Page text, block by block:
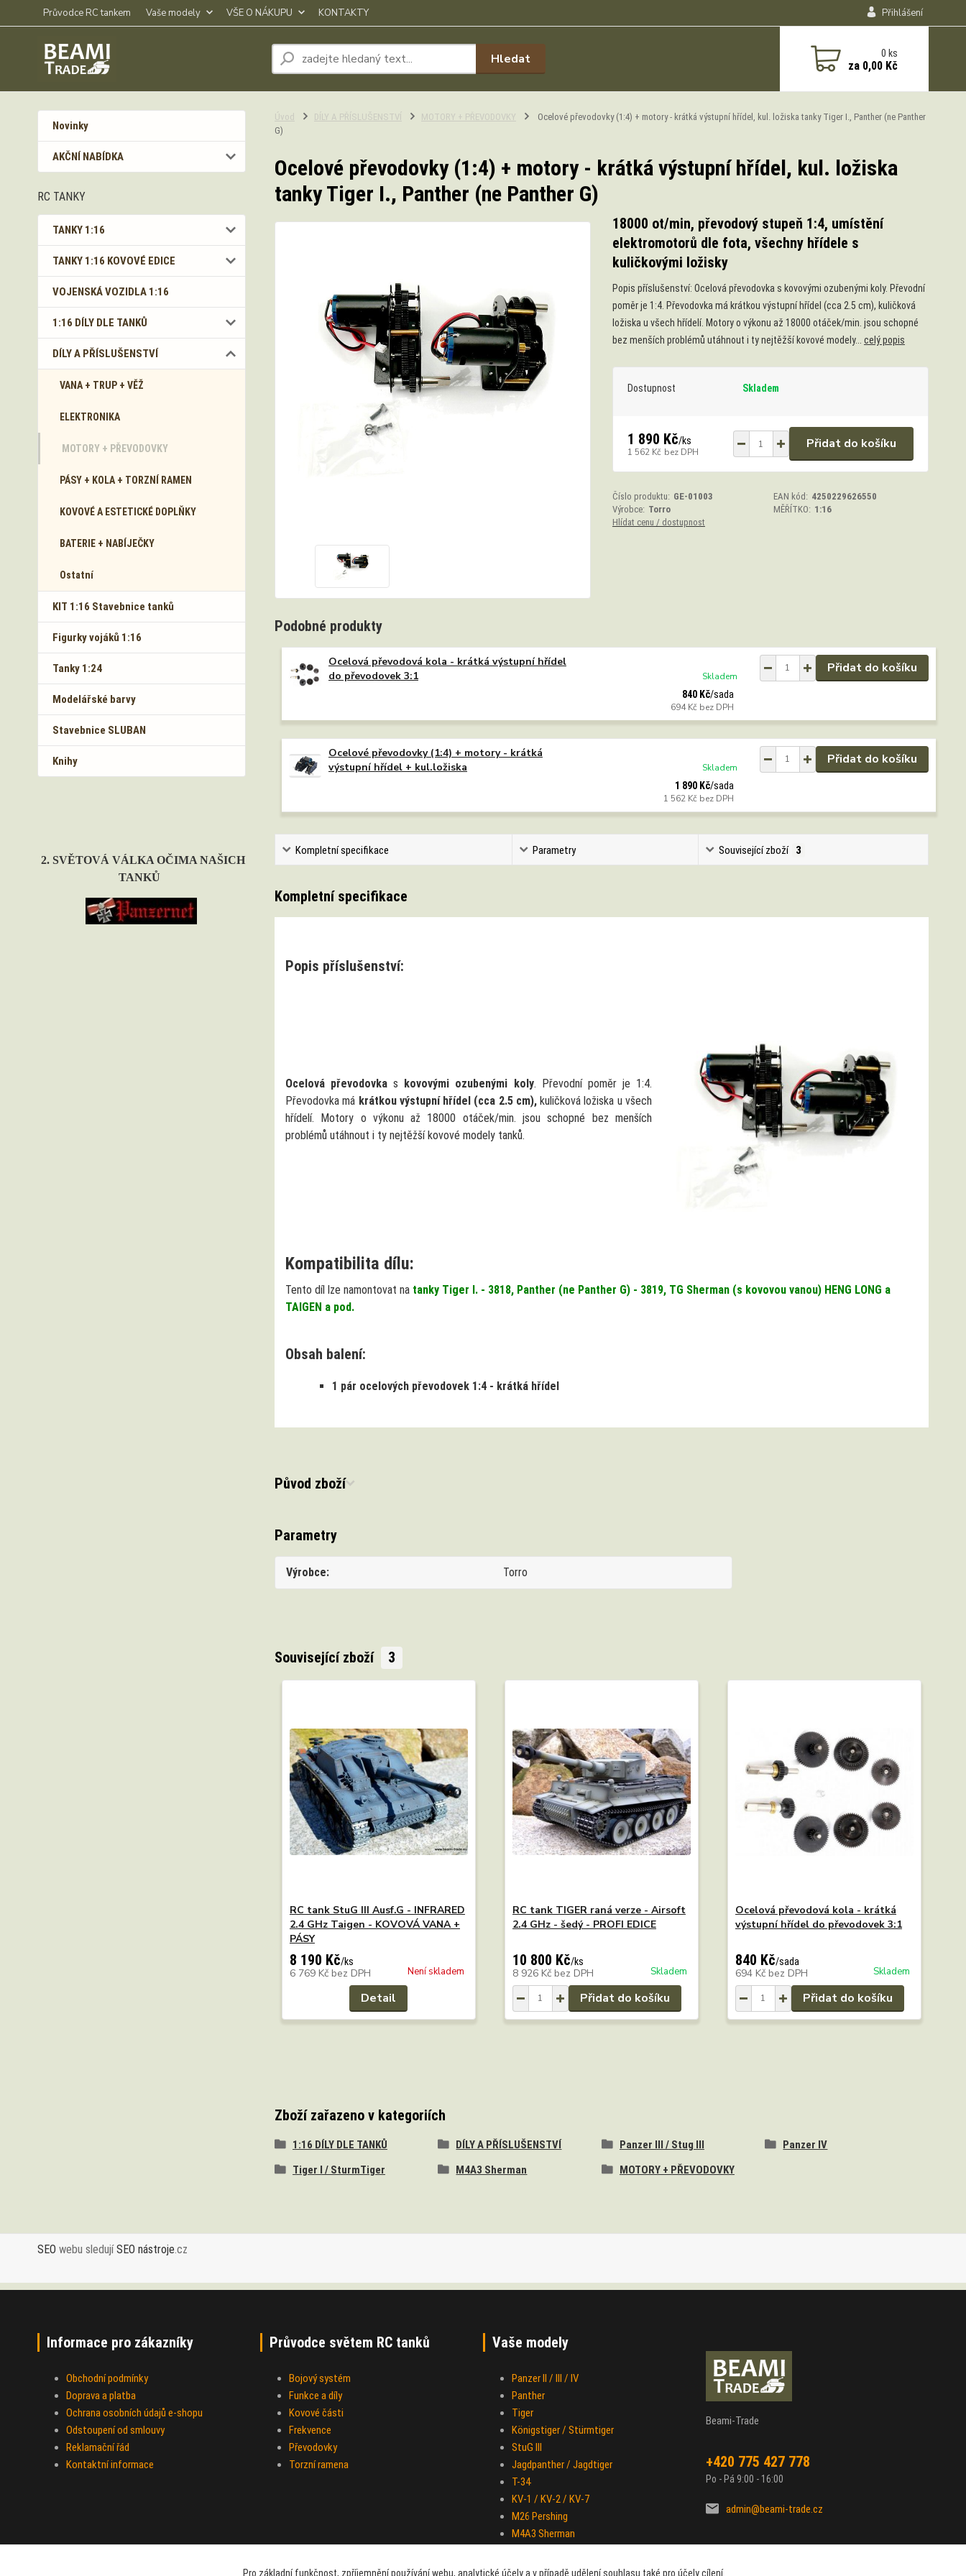
Průvodce RC tankem Vaše modely VŠE O NÁKUPU KONTAKTY Přihlášení
Hledat 0ks
za 0,00 Kč
Novinky
AKČNÍ NABÍDKA
RC TANKY
TANKY 1:16
TANKY 1:16 KOVOVÉ EDICE
VOJENSKÁ VOZIDLA 1:16
1:16 DÍLY DLE TANKŮ
DÍLY A PŘÍSLUŠENSTVÍ
VANA + TRUP + VĚŽ
ELEKTRONIKA
MOTORY + PŘEVODOVKY
PÁSY + KOLA + TORZNÍ RAMEN
KOVOVÉ A ESTETICKÉ DOPLŇKY
BATERIE + NABÍJEČKY
Ostatní
KIT 1:16 Stavebnice tanků
Figurky vojáků 1:16
Tanky 1:24
Modelářské barvy
Stavebnice SLUBAN
Knihy
2. SVĚTOVÁ VÁLKA OČIMA NAŠICH
TANKŮ
Úvod DÍLY A PŘÍSLUŠENSTVÍ MOTORY + PŘEVODOVKY
Ocelové převodovky (1:4) + motory - krátká výstupní hřídel, kul. ložiska tanky Tiger I., Panther (ne Panther
G)
Ocelové převodovky (1:4) + motory - krátká výstupní hřídel, kul. ložiska
tanky Tiger I., Panther (ne Panther G)
18000 ot/min, převodový stupeň 1:4, umístění
elektromotorů dle fota, všechny hřídele s
kuličkovými ložisky
Popis příslušenství: Ocelová převodovka s kovovými ozubenými koly. Převodní
poměr je 1:4. Převodovka má krátkou výstupní hřídel (cca 2.5 cm), kuličková
ložiska u všech hřídelí. Motory o výkonu až 18000 otáček/min. jsou schopné
bez menších problémů utáhnout i ty nejtěžší kovové modely... celý popis
Dostupnost Skladem
1 890 Kč/ks
1 562 Kč bez DPH
Přidat do košíku
Číslo produktu: GE-01003 EAN kód: 4250229626550
Výrobce: Torro MĚŘÍTKO: 1:16
Hlídat cenu / dostupnost
Podobné produkty
Ocelová převodová kola - krátká výstupní hřídel
do převodovek 3:1
840 Kč/sada
694 Kč bez DPH
Skladem
Přidat do košíku
Ocelové převodovky (1:4) + motory - krátká
výstupní hřídel + kul.ložiska
1 890 Kč/sada
1 562 Kč bez DPH
Skladem
Přidat do košíku
Kompletní specifikace Parametry Související zboží 3
Kompletní specifikace
Popis příslušenství:
Ocelová převodovka s kovovými ozubenými koly. Převodní poměr je 1:4.
Převodovka má krátkou výstupní hřídel (cca 2.5 cm), kuličková ložiska u všech
hřídelí. Motory o výkonu až 18000 otáček/min. jsou schopné bez menších
problémů utáhnout i ty nejtěžší kovové modely tanků.
Kompatibilita dílu:
Tento díl lze namontovat na tanky Tiger I. - 3818, Panther (ne Panther G) - 3819, TG Sherman (s kovovou vanou) HENG LONG a
TAIGEN a pod.
Obsah balení:
1 pár ocelových převodovek 1:4 - krátká hřídel
Původ zboží
Parametry
Výrobce Torro
Související zboží 3
RC tank StuG III Ausf.G - INFRARED
2.4 GHz Taigen - KOVOVÁ VANA +
PÁSY
8 190 Kč/ks
6 769 Kč bez DPH Není skladem
Detail
RC tank TIGER raná verze - Airsoft
2.4 GHz - šedý - PROFI EDICE
10 800 Kč/ks
8 926 Kč bez DPH Skladem
Přidat do košíku
Ocelová převodová kola - krátká
výstupní hřídel do převodovek 3:1
840 Kč/sada
694 Kč bez DPH Skladem
Přidat do košíku
Zboží zařazeno v kategoriích
1:16 DÍLY DLE TANKŮ DÍLY A PŘÍSLUŠENSTVÍ Panzer III / Stug III
Panzer IV
Tiger I / SturmTiger
M4A3 Sherman MOTORY + PŘEVODOVKY
SEO webu sledujíSEO nástroje.cz
Informace pro zákazníky
Obchodní podmínky
Doprava a platba
Ochrana osobních údajů e-shopu
Odstoupení od smlouvy
Reklamační řád
Kontaktní informace
Průvodce světem RC tanků
Bojový systém
Funkce a díly
Kovové části
Frekvence
Převodovky
Torzní ramena
Vaše modely
Panzer II / III / IV
Panther
Tiger
Königstiger / Stürmtiger
StuG III
Jagdpanther / Jagdtiger
T-34
KV-1 / KV-2 / KV-7
M26 Pershing
M4A3 Sherman
Half-track M-16
Beami-Trade
+420 775 427 778
Po - Pá 9:00 - 16:00
admin@beami-trade.cz
Pro základní funkčnost, zpříjemnění používání webu, analytické účely a v případě udělení souhlasu také pro účely cílení